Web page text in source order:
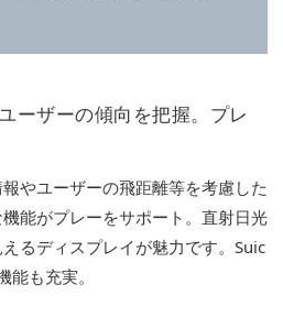
ーザーの傾向を把握。プレ
やユーザーの飛距離等を考慮した
能がプレーをサポート。直射日光
るディスプレイが魅力です。Suic
も充実。